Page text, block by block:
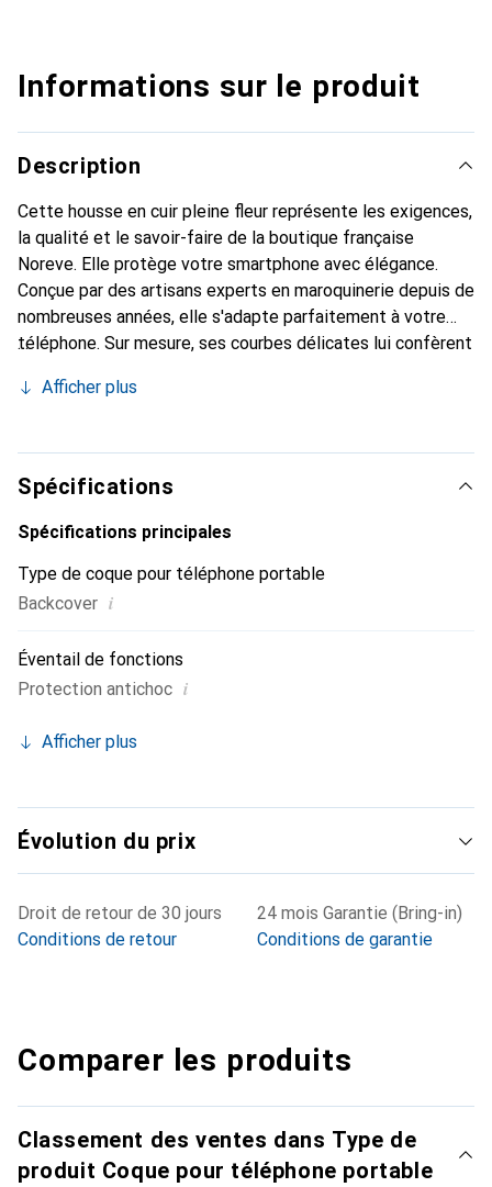
Informations sur le produit
Description
Cette housse en cuir pleine fleur représente les exigences,
la qualité et le savoir-faire de la boutique française
Noreve. Elle protège votre smartphone avec élégance.
Conçue par des artisans experts en maroquinerie depuis de
nombreuses années, elle s'adapte parfaitement à votre
téléphone. Sur mesure, ses courbes délicates lui confèrent
et indispensable pour votre smartphone. Reconnaître
marque Noreve est un choix sûr pour une clientèle
exigeante.
Afficher plus
Spécifications
Spécifications principales
Type de coque pour téléphone portable
Backcover i
Éventail de fonctions
Protection antichoc i
Afficher plus
Évolution du prix
Droit de retour de 30 jours
Conditions de retour
24 mois Garantie (Bring-in)
Conditions de garantie
Comparer les produits
Classement des ventes dans Type de
produit Coque pour téléphone portable